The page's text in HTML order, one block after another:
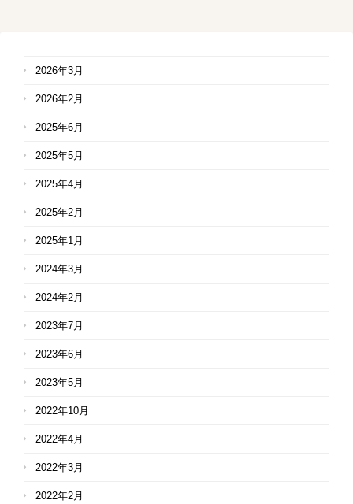
2026年3月
2026年2月
2025年6月
2025年5月
2025年4月
2025年2月
2025年1月
2024年3月
2024年2月
2023年7月
2023年6月
2023年5月
2022年10月
2022年4月
2022年3月
2022年2月